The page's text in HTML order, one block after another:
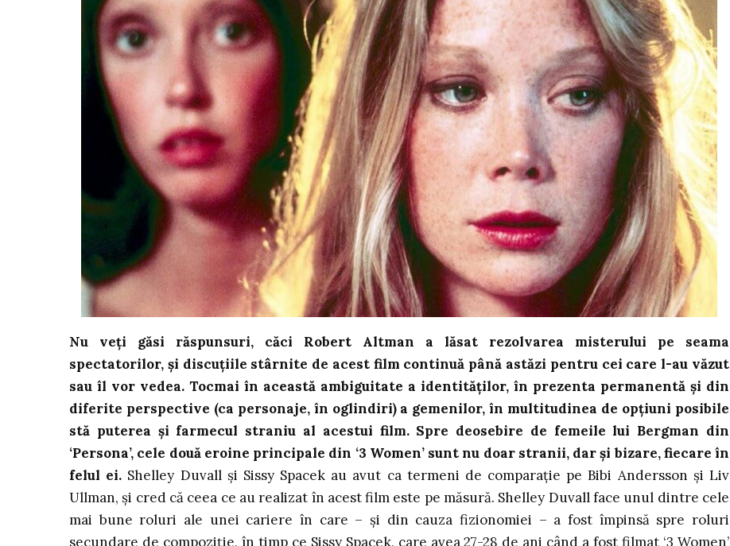
Nu veți găsi răspunsuri, căci Robert Altman a lăsat rezolvarea misterului pe seama
spectatorilor, și discuțiile stârnite de acest film continuă până astăzi pentru cei care l-au văzut
sau îl vor vedea. Tocmai în această ambiguitate a identităților, în prezenta permanentă și din
diferite perspective (ca personaje, în oglindiri) a gemenilor, în multitudinea de opțiuni posibile
stă puterea și farmecul straniu al acestui film. Spre deosebire de femeile lui Bergman din
‘Persona’, cele două eroine principale din ‘3 Women’ sunt nu doar stranii, dar și bizare, fiecare în
felul ei. Shelley Duvall și Sissy Spacek au avut ca termeni de comparație pe Bibi Andersson și Liv
Ullman, și cred că ceea ce au realizat în acest film este pe măsură. Shelley Duvall face unul dintre cele
mai bune roluri ale unei cariere în care – și din cauza fizionomiei – a fost împinsă spre roluri
secundare de compoziție, în timp ce Sissy Spacek, care avea 27-28 de ani când a fost filmat ‘3 Women’